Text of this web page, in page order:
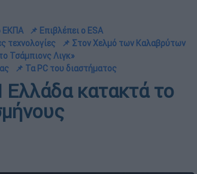
ΕΚΠΑ
📌 Επιβλέπει ο ΕSA
τεχνολογίες
📌 Στον Χελμό των Καλαβρύτων
Τσάμπιονς Λιγκ»
📌 Τα PC του διαστήματος
κατακτά το